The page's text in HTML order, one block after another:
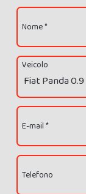
Nome *
Veicolo
E-mail *
Telefono